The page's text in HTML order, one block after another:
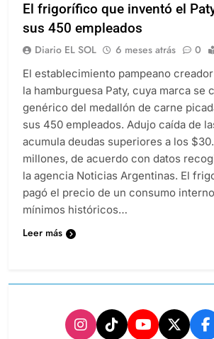
El frigorífico que inventó el
sus 450 empleados
Diario EL SOL 6 meses atrás 0
El establecimiento pampeano
la hamburguesa Paty, cuya marca se
genérico del medallón de carne
sus 450 empleados. Adujo caída de
acumula deudas superiores a los
millones, de acuerdo con datos
la agencia Noticias Argentinas. El
pagó el precio de un consumo
mínimos históricos…
Leer más